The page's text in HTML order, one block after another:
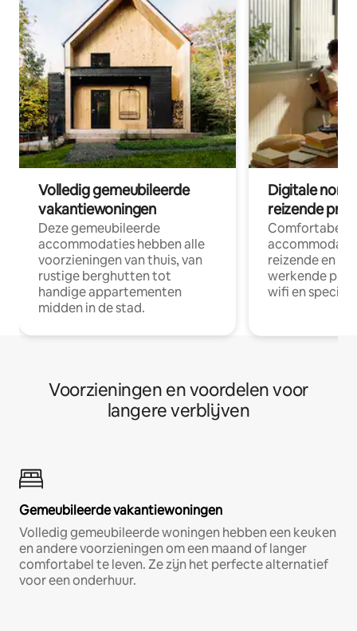
Volledig gemeubileerde
vakantiewoningen
Deze gemeubileerde
accommodaties hebben alle
voorzieningen van thuis, van
rustige berghutten tot
handige appartementen
midden in de stad.
Digitale
reizende
Comfortabele
reizende en
werkende
wifi en
Voorzieningen en voordelen voor
langere verblijven
Gemeubileerde vakantiewoningen
Volledig gemeubileerde woningen hebben een keuken
en andere voorzieningen om een maand of langer
comfortabel te leven. Ze zijn het perfecte alternatief
voor een onderhuur.